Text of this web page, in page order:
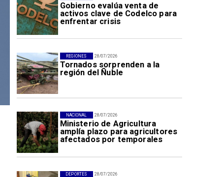
Gobierno evalúa venta de
activos clave de Codelco para
enfrentar crisis
28/07/2026
Tornados sorprenden a la
región del Ñuble
REGIONES
28/07/2026
Ministerio de Agricultura
amplía plazo para agricultores
afectados por temporales
NACIONAL
28/07/2026
DEPORTES